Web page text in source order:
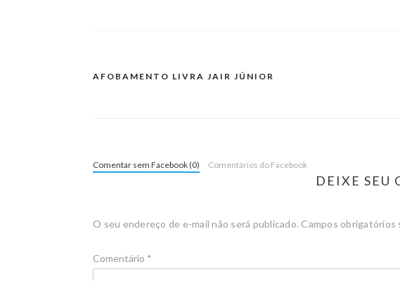
AFOBAMENTO LIVRA JAIR JÚNIOR
DEIXE SEU
Comentar sem Facebook (0) Comentários do Facebook
O seu endereço de e-mail não será publicado. Campos obrigatórios
Comentário *